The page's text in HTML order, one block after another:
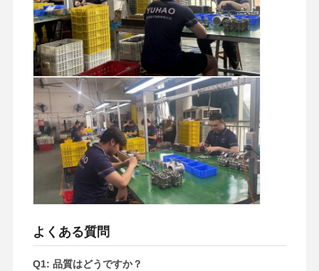
よくある質問
Q1: 品質はどうですか？